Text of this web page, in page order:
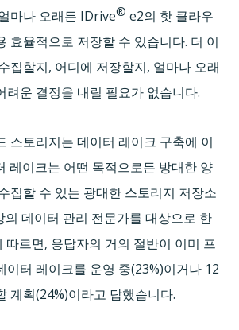
마나 오래든 IDrive® e2의 핫 클라우
효율적으로 저장할 수 있습니다. 더 이
집할지, 어디에 저장할지, 얼마나 오래
려운 결정을 내릴 필요가 없습니다.
스토리지는 데이터 레이크 구축에 이
레이크는 어떤 목적으로든 방대한 양
집할 수 있는 광대한 스토리지 저장소
의 데이터 관리 전문가를 대상으로 한
따르면, 응답자의 거의 절반이 이미 프
이터 레이크를 운영 중(23%)이거나 12
계획(24%)이라고 답했습니다.